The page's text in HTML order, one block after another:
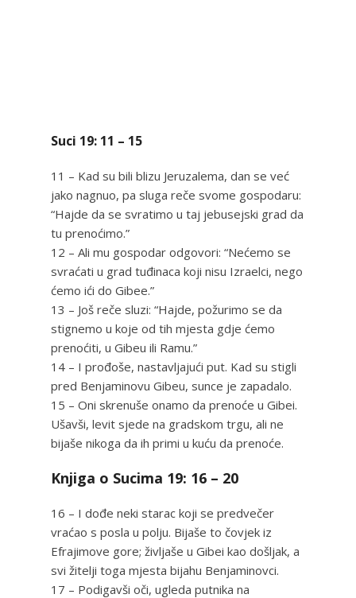
Suci 19: 11 – 15
11 – Kad su bili blizu Jeruzalema, dan se već
jako nagnuo, pa sluga reče svome gospodaru:
“Hajde da se svratimo u taj jebusejski grad da
tu prenoćimo.”
12 – Ali mu gospodar odgovori: “Nećemo se
svraćati u grad tuđinaca koji nisu Izraelci, nego
ćemo ići do Gibee.”
13 – Još reče sluzi: “Hajde, požurimo se da
stignemo u koje od tih mjesta gdje ćemo
prenoćiti, u Gibeu ili Ramu.”
14 – I prođoše, nastavljajući put. Kad su stigli
pred Benjaminovu Gibeu, sunce je zapadalo.
15 – Oni skrenuše onamo da prenoće u Gibei.
Ušavši, levit sjede na gradskom trgu, ali ne
bijaše nikoga da ih primi u kuću da prenoće.
Knjiga o Sucima 19: 16 – 20
16 – I dođe neki starac koji se predvečer
vraćao s posla u polju. Bijaše to čovjek iz
Efrajimove gore; življaše u Gibei kao došljak, a
svi žitelji toga mjesta bijahu Benjaminovci.
17 – Podigavši oči, ugleda putnika na